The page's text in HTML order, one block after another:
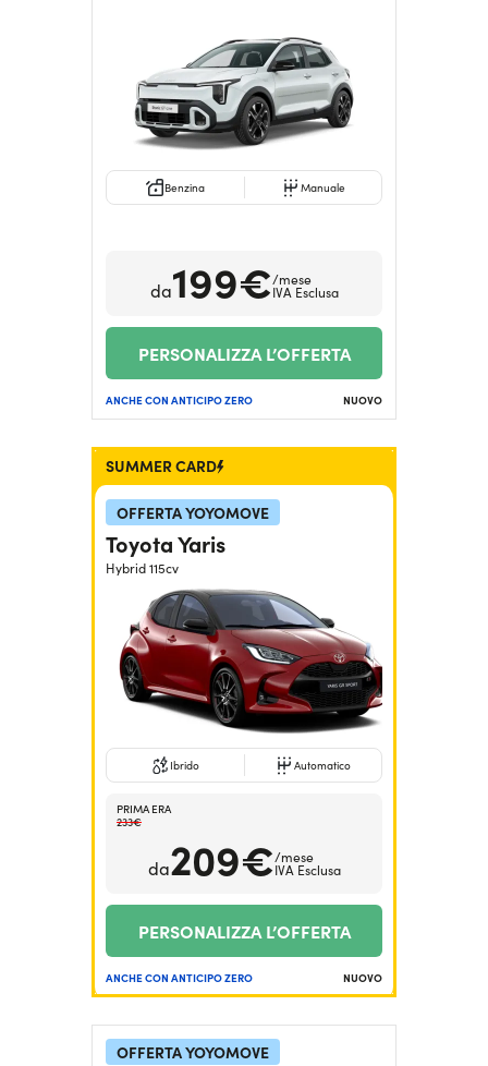
Benzina Manuale
da199€/mese
IVA Esclusa
PERSONALIZZA L’OFFERTA
ANCHE CON ANTICIPO ZERO NUOVO
SUMMER CARD
OFFERTA YOYOMOVE
Toyota Yaris
Hybrid 115cv
Ibrido Automatico
PRIMA ERA
233€
da209€/mese
IVA Esclusa
PERSONALIZZA L’OFFERTA
ANCHE CON ANTICIPO ZERO NUOVO
OFFERTA YOYOMOVE